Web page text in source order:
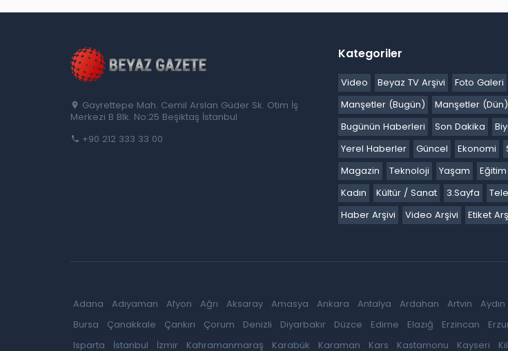
Gayrettepe Mah. Cemil Arslan Güder Sk. Otim İş
Merkezi B Blk. No:25 Beşiktaş İstanbul
+90 212 333 33 00
Kategoriler
Video Beyaz TV Arşivi Foto Galeri
Manşetler (Bugün)
Manşetler (Dün)
Bugünün Haberleri
Son Dakika
Yerel Haberler
Güncel Ekonomi
Magazin
Teknoloji Yaşam Eğitim
Kadın
Kültür / Sanat 3.Sayfa
Haber Arşivi
Video Arşivi Etiket
Adana Adıyaman Afyon Ağrı Aksaray Amasya Ankara Antalya Ardahan Artvin Aydın
Bursa
Çanakkale Çankırı Çorum Denizli Diyarbakır Düzce Edirne Elazığ Erzincan
Isparta
İstanbul İzmir Kahramanmaraş Karabük Karaman Kars Kastamonu Kayseri